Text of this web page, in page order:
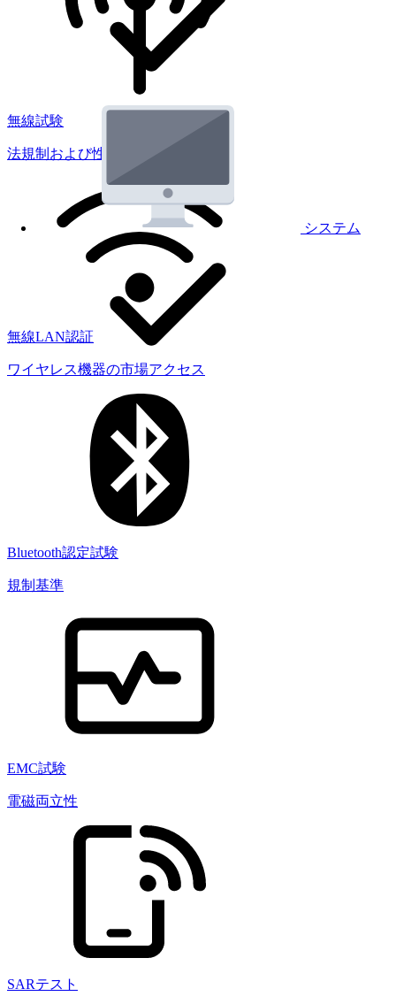
システム
無線試験
法規制および性能試験
無線LAN認証
ワイヤレス機器の市場アクセス
Bluetooth認定試験
規制基準
EMC試験
電磁両立性
SARテスト